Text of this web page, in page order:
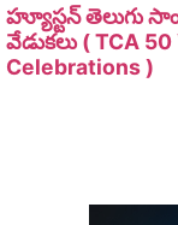
హ్యూస్టన్ తెలుగు
వేడుకలు ( TCA
Celebrations )